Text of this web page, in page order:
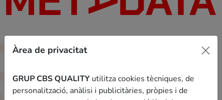
Contenido
Veremos todo lo que necesitas aprender para sacar la
máxima nota posible en laprueba psicológica
Àrea de privacitat
GRUP CBS QUALITY utilitza cookies tècniques, de
personalització, anàlisi i publicitàries, pròpies i de